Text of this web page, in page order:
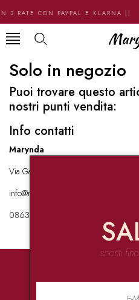
3 RATE CON PAYPAL E KLARNA ||
Solo in negozio
Puoi trovare questo
nostri punti vendita:
Info contatti
Marynda
Via Garibaldi 136 67051 Avezzano
info@marynda.com
08631871946
sconti